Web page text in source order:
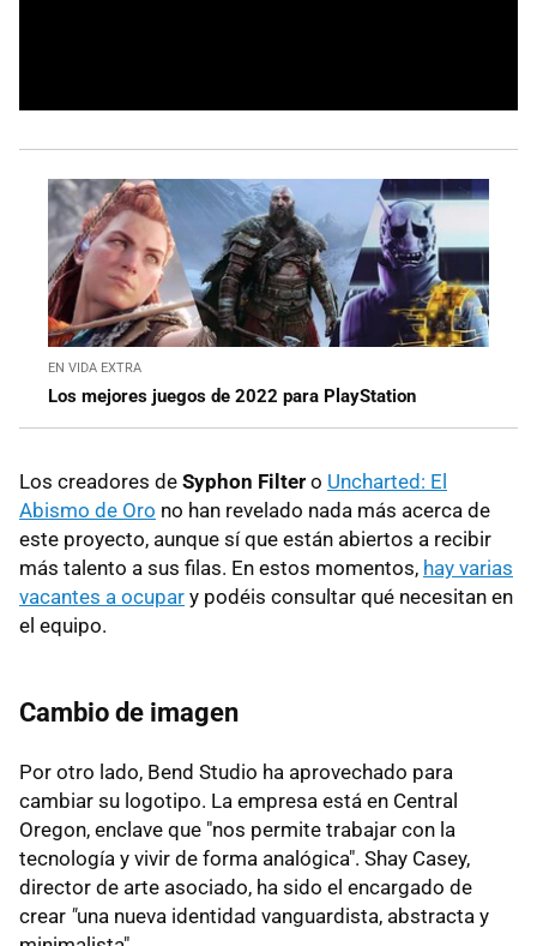
EN VIDA EXTRA
Los mejores juegos de 2022 para PlayStation
Los creadores de Syphon Filter o Uncharted: El
Abismo de Oro no han revelado nada más acerca de
este proyecto, aunque sí que están abiertos a recibir
más talento a sus filas. En estos momentos, hay varias
vacantes a ocupar y podéis consultar qué necesitan en
el equipo.
Cambio de imagen
Por otro lado, Bend Studio ha aprovechado para
cambiar su logotipo. La empresa está en Central
Oregon, enclave que "nos permite trabajar con la
tecnología y vivir de forma analógica". Shay Casey,
director de arte asociado, ha sido el encargado de
crear "una nueva identidad vanguardista, abstracta y